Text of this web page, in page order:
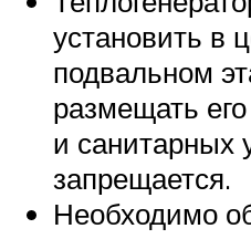
установить в
подвальном
размещать
и санитарных
запрещается.
Необходимо